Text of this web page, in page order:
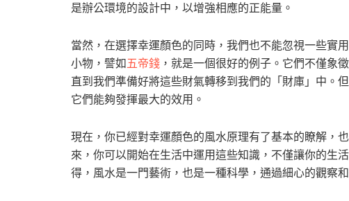
是辦公環境的設計中，以增強相應的正能量。
當然，在選擇幸運顏色的同時，我們也不能忽視一些實
小物，譬如五帝錢 ，就是一個很好的例子。它們不僅象
直到我們準備好將這些財氣轉移到我們的「財庫」中。
它們能夠發揮最大的效用。
現在，你已經對幸運顏色的風水原理有了基本的瞭解，
來，你可以開始在生活中運用這些知識，不僅讓你的生
得，風水是一門藝術，也是一種科學，通過細心的觀察